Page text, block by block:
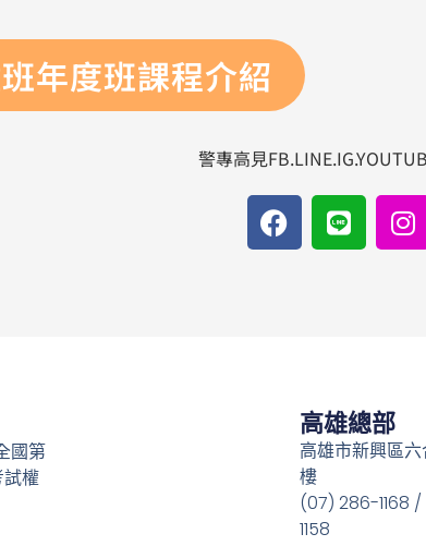
年度班課程介紹
警專高見
F
a
c
L
i
n
I
n
s
國第
試權
高雄總部
高雄市新興區六
樓
(07) 286-1168
1158